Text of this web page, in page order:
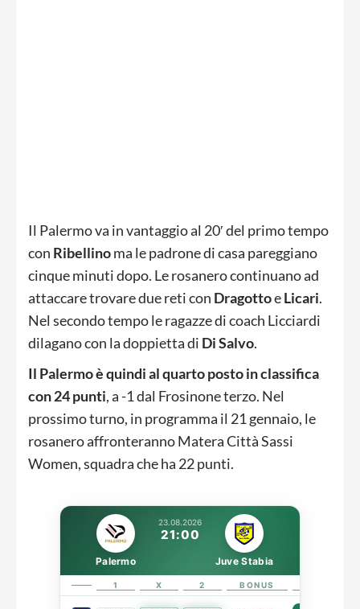
Il Palermo va in vantaggio al 20′ del primo tempo
con Ribellinoma le padrone di casa pareggiano
cinque minuti dopo. Le rosanero continuano ad
attaccare trovare due reti con DragottoeLicari.
Nel secondo tempo le ragazze di coach Licciardi
dilagano con la doppietta di Di Salvo.
Il Palermo è quindi al quarto posto in classifica
con 24 punti, a -1 dal Frosinone terzo. Nel
prossimo turno, in programma il 21 gennaio, le
rosanero affronteranno Matera Città Sassi
Women, squadra che ha 22 punti.
23.08.2026
21:00
Palermo Juve Stabia
1 X 2 BONUS